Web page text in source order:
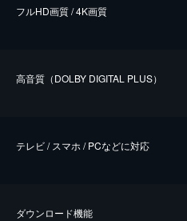
フルHD画質 / 4K画質
⾼⾳質（DOLBY DIGITAL PLUS）
テレビ / スマホ / PCなどに対応
ダウンロード機能